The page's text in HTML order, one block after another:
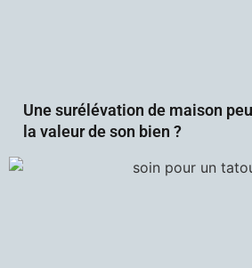
Une surélévation de maison
la valeur de son bien ?